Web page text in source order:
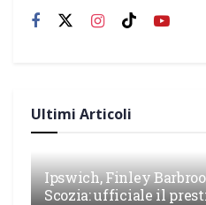
Ultimi Articoli
Ipswich, Finley
Scozia: ufficiale il